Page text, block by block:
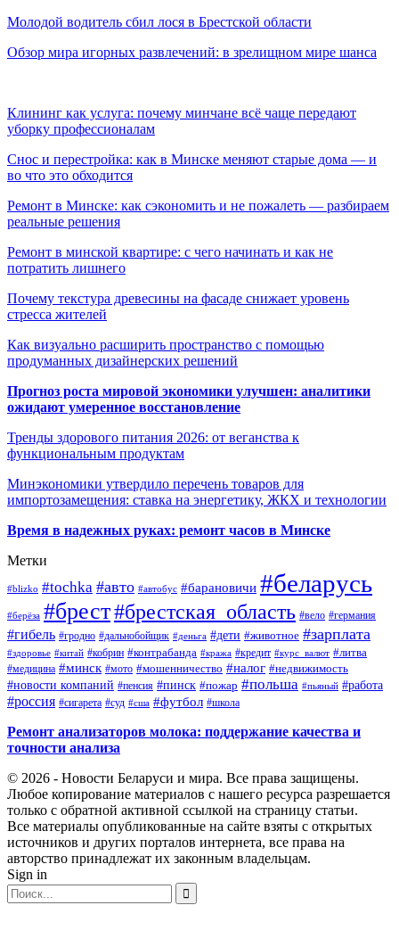
Молодой водитель сбил лося в Брестской области
Обзор мира игорных развлечений: в зрелищном мире шанса
Клининг как услуга: почему минчане всё чаще передают
уборку профессионалам
Снос и перестройка: как в Минске меняют старые дома — и
во что это обходится
Ремонт в Минске: как сэкономить и не пожалеть — разбираем
реальные решения
Ремонт в минской квартире: с чего начинать и как не
потратить лишнего
Почему текстура древесины на фасаде снижает уровень
стресса жителей
Как визуально расширить пространство с помощью
продуманных дизайнерских решений
Прогноз роста мировой экономики улучшен: аналитики
ожидают умеренное восстановление
Тренды здорового питания 2026: от веганства к
функциональным продуктам
Минэкономики утвердило перечень товаров для
импортозамещения: ставка на энергетику, ЖКХ и технологии
Время в надежных руках: ремонт часов в Минске
Метки
#blizko #tochka #авто #автобус #барановичи #беларусь
#берёза #брест#брестская_область #вело #германия
#гибель #гродно #дальнобойщик #деньга #дети #животное #зарплата
#здоровье #китай #кобрин #контрабанда #кража #кредит #курс_валют #литва
#медицина #минск #мото #мошенничество #налог #недвижимость
#новости компаний #пенсия #пинск #пожар #польша #пьяный #работа
#россия #сигарета #суд #сша #футбол #школа
Ремонт анализаторов молока: поддержание качества и
точности анализа
© 2026 - Новости Беларуси и мира. Все права защищены.
Любое копирование материалов с нашего ресурса разрешается
только с обратной активной ссылкой на страницу статьи.
Все материалы опубликованные на сайте взяты с открытых
источников и других порталов интернета, все права на
авторство принадлежат их законным владельцам.
Sign in